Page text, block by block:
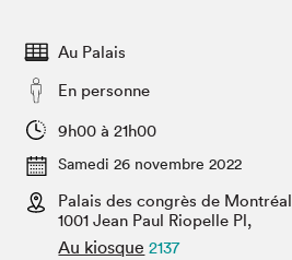
Espace exposant⋅e⋅s
Espace enseignant·e·s
Espace médias
SLM PRO
Salon dans la ville et en ligne
Projets partenaires
Au Palais
En personne
9h00 à 21h00
Samedi 26 novembre 2022
Palais des congrès de Montréal
1001 Jean Paul Riopelle Pl,
Au kiosque 2137